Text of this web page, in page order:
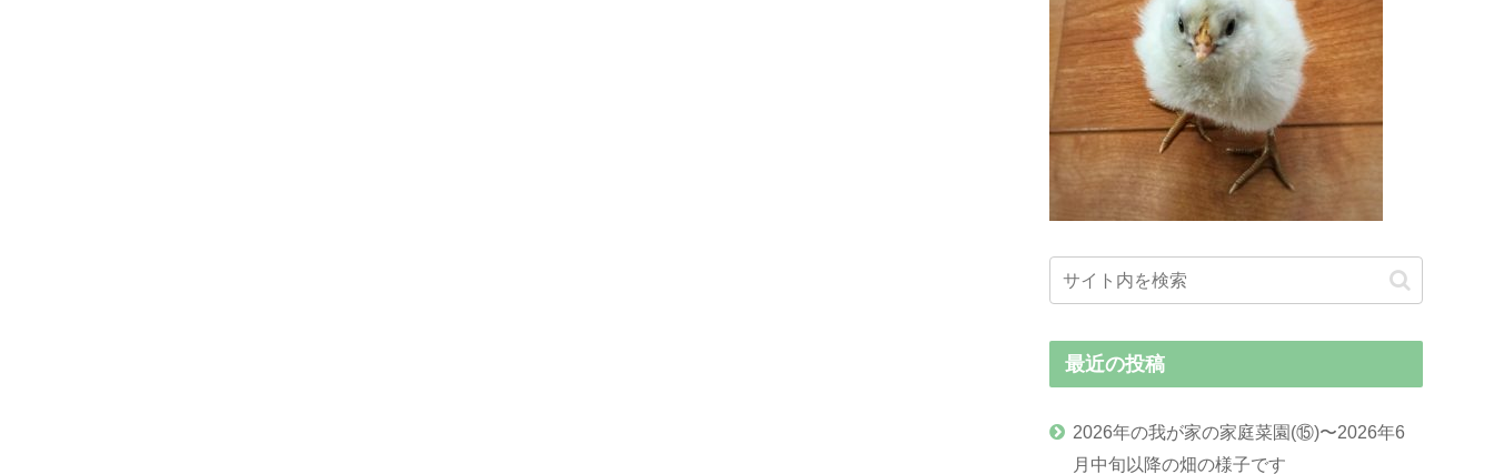
最近の投稿
2026年の我が家の家庭菜園(⑮)〜2026年6
月中旬以降の畑の様子です